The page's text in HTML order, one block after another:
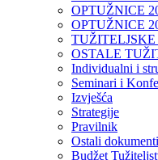
OPTUŽNICE
OPTUŽNICE
OSTALE
Individualni i
Seminari i
Izvješća
Strategije
Pravilnik
Ostali dokumenti
Budžet